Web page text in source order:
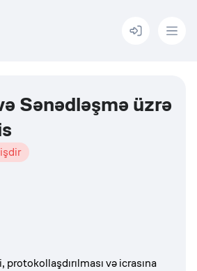
Menu
Sənədləşmə üzrə
protokollaşdırılması və icrasına